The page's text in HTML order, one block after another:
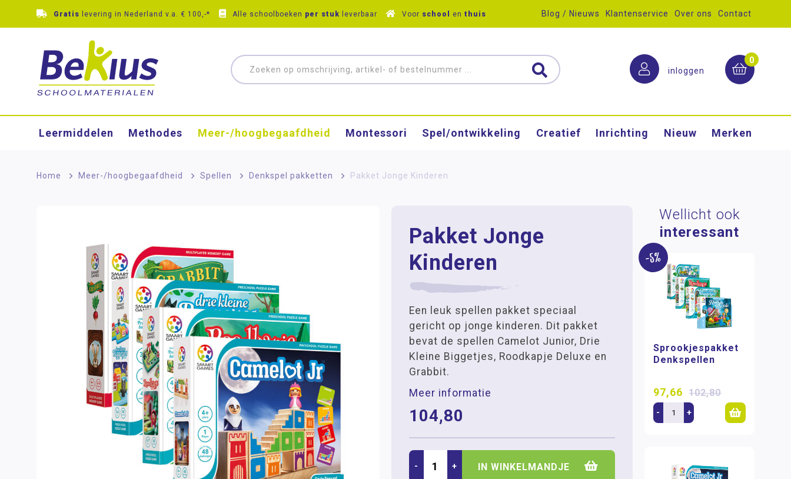
Gratis levering in Nederland v.a. € 100,-* Alle schoolboeken per stuk leverbaar Voor school en thuis Blog / Nieuws Klantenservice Over ons Contact
inloggen
0
Leermiddelen Methodes Meer-/hoog­begaafdheid Montessori Spel/ontwikkeling Creatief Inrichting Nieuw Merken
Home > Meer-/hoog­begaafdheid > Spellen > Denkspel pakketten > Pakket Jonge Kinderen
Pakket Jonge
Kinderen
Een leuk spellen pakket speciaal
gericht op jonge kinderen. Dit pakket
bevat de spellen Camelot Junior, Drie
Kleine Biggetjes, Roodkapje Deluxe en
Grabbit.
Meer informatie
104,80
- + IN WINKELMANDJE
Wellicht ook
interessant
-5%
Sprookjespakket
Denkspellen
97,66 102,80
- +